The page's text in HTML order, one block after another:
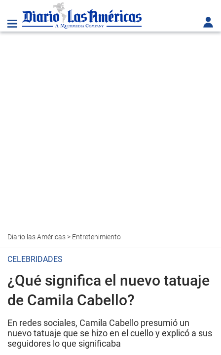
Diario las Américas> Entretenimiento
CELEBRIDADES
¿Qué significa el nuevo tatuaje
de Camila Cabello?
En redes sociales, Camila Cabello presumió un
nuevo tatuaje que se hizo en el cuello y explicó a sus
seguidores lo que significaba